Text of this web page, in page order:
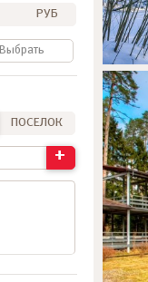
РУБ
Выбрать
ПОСЕЛОК
+